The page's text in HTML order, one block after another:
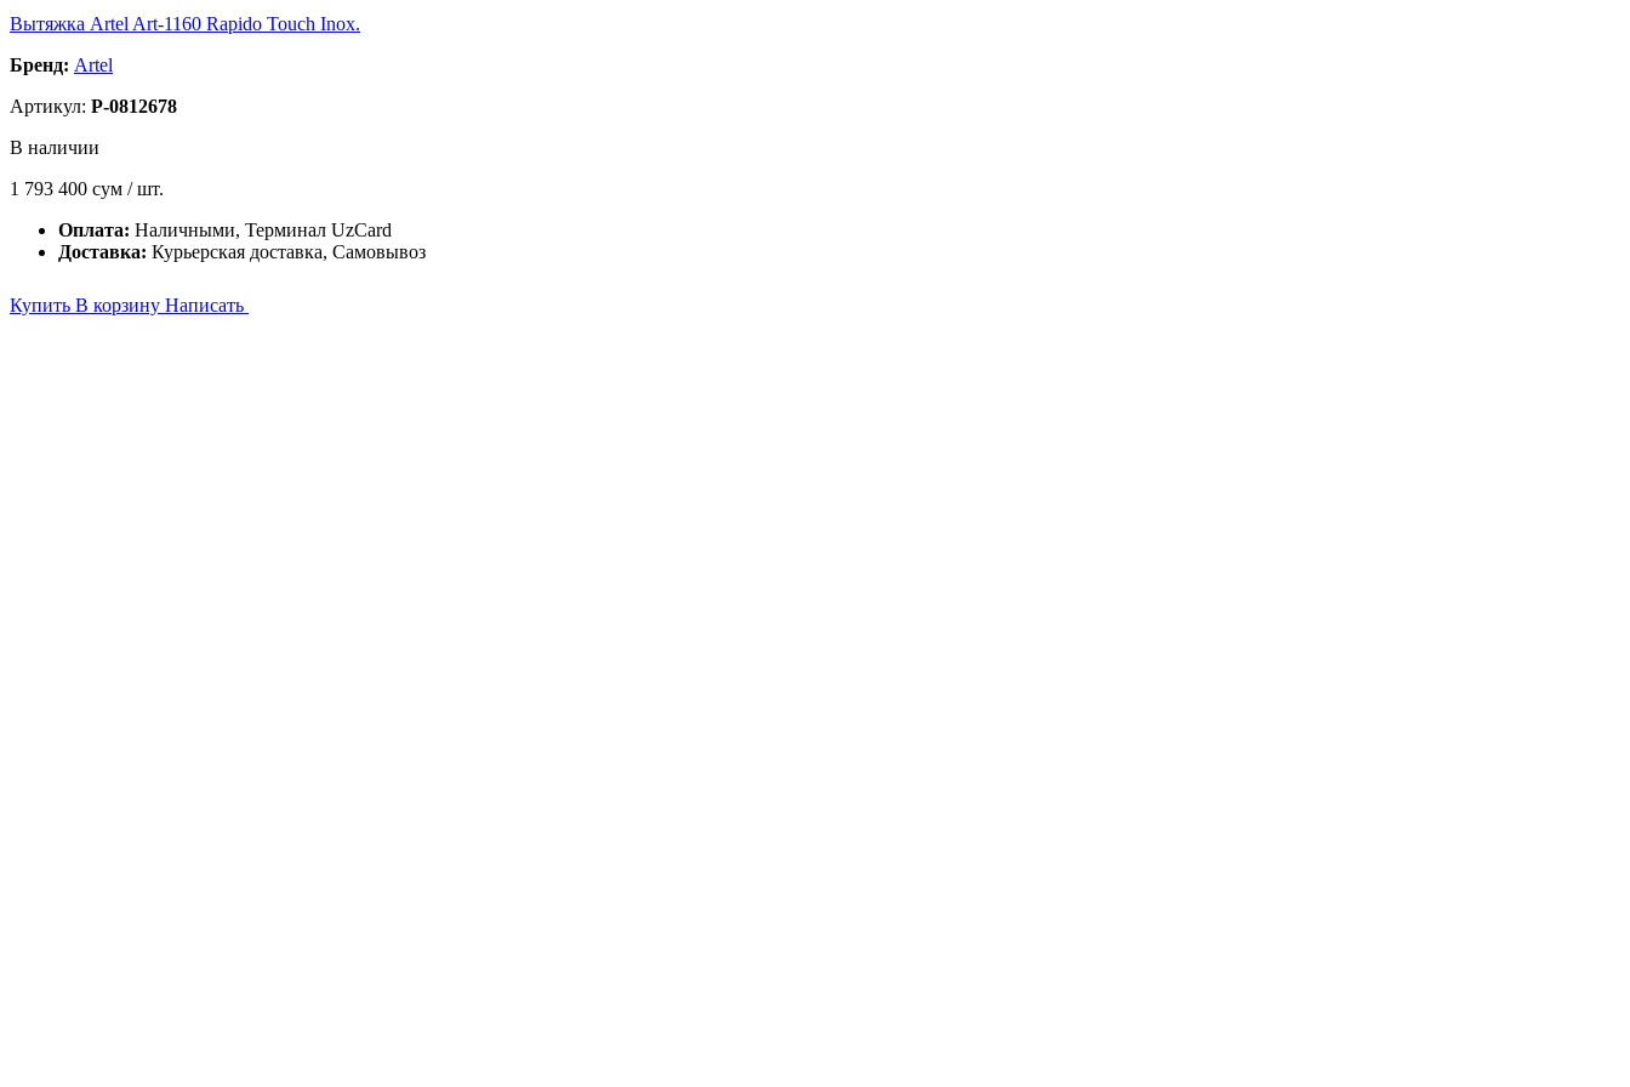
Вытяжка Artel Art-1160 Rapido Touch Inox.
Бренд: Artel
Артикул: P-0812678
В наличии
1 793 400 сум / шт.
Оплата: Наличными, Терминал UzCard
Доставка: Курьерская доставка, Самовывоз
Купить В корзину Написать